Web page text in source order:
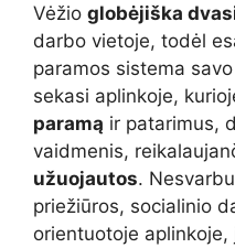
Vėžio globėjiška
darbo vietoje, todėl
paramos sistema
sekasi aplinkoje,
paramą ir patarimus,
vaidmenis,
užuojautos.
priežiūros, socialinio
orientuotoje